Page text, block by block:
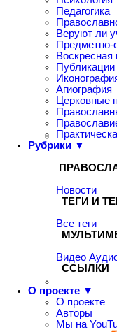
Педагогика
Веруют ли
Предметно-
Агиография
Церковные
Рубрики ▼
Новости
ТЕГИ И
Все теги
Видео
ССЫЛКИ
О проекте ▼
О проекте
Авторы
Мы на